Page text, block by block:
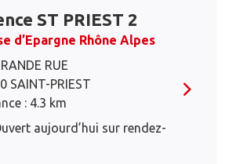
ST PRIEST 2
d’Epargne Rhône Alpes
RUE
SAINT-PRIEST
: 4.3 km
aujourd’hui sur rendez-